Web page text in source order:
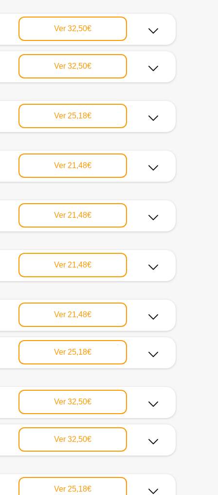
Ver 32,50€
Ver 32,50€
Ver 25,18€
Ver 21,48€
Ver 21,48€
Ver 21,48€
Ver 21,48€
Ver 25,18€
Ver 32,50€
Ver 32,50€
Ver 25,18€